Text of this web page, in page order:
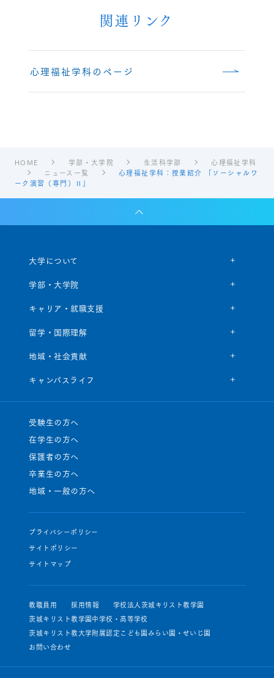
関連リンク
心理福祉学科のページ
HOME 学部・大学院 生活科学部
心理福祉学科
ニュース一覧
心理福祉学科：授業紹介 「ソーシャルワ
ーク演習（専門）Ⅱ」
大学について
学部・大学院
キャリア・就職支援
留学・国際理解
地域・社会貢献
キャンパスライフ
受験生の方へ
在学生の方へ
保護者の方へ
卒業生の方へ
地域・一般の方へ
プライバシーポリシー
サイトポリシー
サイトマップ
教職員用 採用情報
学校法人茨城キリスト教学園
茨城キリスト教学園中学校・高等学校
茨城キリスト教大学附属認定こども園みらい園・せいじ園
お問い合わせ